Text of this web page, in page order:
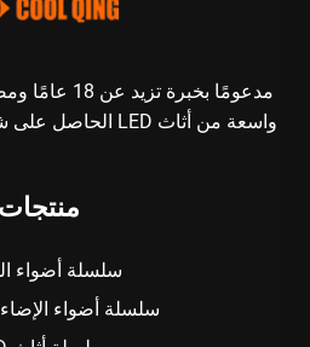
مدعومًا
واسعة من أثاث LED الحاصل على شهادات CE وRoHS وFCC.
منتجات
سلسلة أضواء
سلسلة أضواء